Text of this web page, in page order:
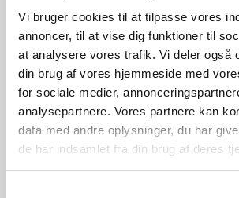
Vi bruger cookies til at tilpasse vores
annoncer, til at vise dig funktioner til
at analysere vores trafik. Vi deler også
din brug af vores hjemmeside med
for sociale medier,
analysepartnere. Vores partnere kan
data med andre oplysninger, du har
de har indsamlet fra din brug af deres